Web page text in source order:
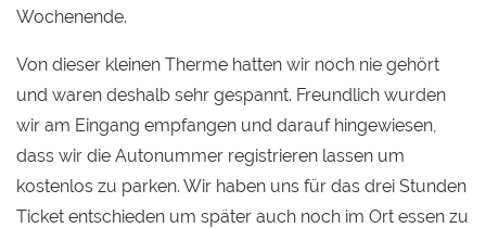
Wochenende.
Von dieser kleinen Therme hatten wir noch nie gehört
und waren deshalb sehr gespannt. Freundlich wurden
wir am Eingang empfangen und darauf hingewiesen,
dass wir die Autonummer registrieren lassen um
kostenlos zu parken. Wir haben uns für das drei Stunden
Ticket entschieden um später auch noch im Ort essen zu